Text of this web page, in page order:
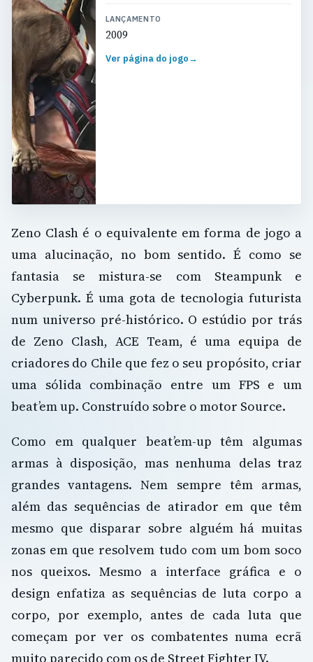
LANÇAMENTO
2009
Ver página do jogo→
Zeno Clash é o equivalente em forma de jogo a
uma alucinação, no bom sentido. É como se
fantasia se mistura-se com Steampunk e
Cyberpunk. É uma gota de tecnologia futurista
num universo pré-histórico. O estúdio por trás
de Zeno Clash, ACE Team, é uma equipa de
criadores do Chile que fez o seu propósito, criar
uma sólida combinação entre um FPS e um
beat’em up. Construído sobre o motor Source.
Como em qualquer beat’em-up têm algumas
armas à disposição, mas nenhuma delas traz
grandes vantagens. Nem sempre têm armas,
além das sequências de atirador em que têm
mesmo que disparar sobre alguém há muitas
zonas em que resolvem tudo com um bom soco
nos queixos. Mesmo a interface gráfica e o
design enfatiza as sequências de luta corpo a
corpo, por exemplo, antes de cada luta que
começam por ver os combatentes numa ecrã
muito parecido com os de Street Fighter IV.